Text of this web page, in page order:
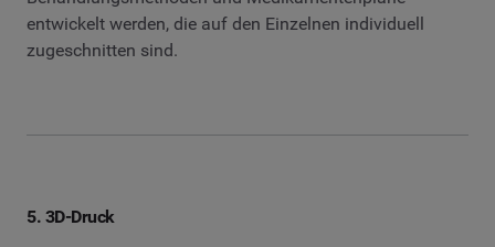
entwickelt werden, die auf den Einzelnen individuell
zugeschnitten sind.
5. 3D-Druck